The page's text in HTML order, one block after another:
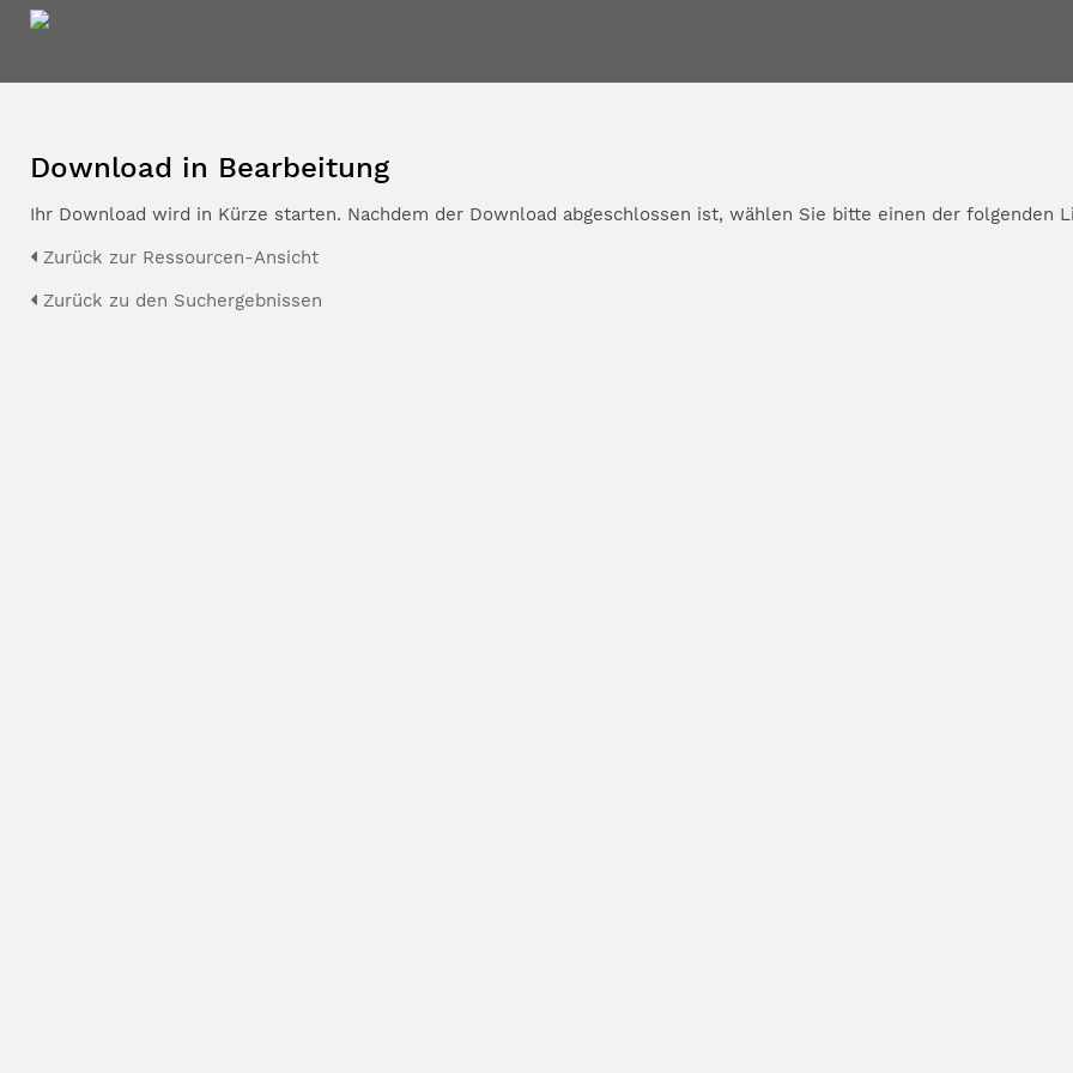
Download in Bearbeitung
Ihr Download wird in Kürze starten. Nachdem der Download abgeschlossen ist, wählen Sie bitte einen der folgenden
Zurück zur Ressourcen-Ansicht
Zurück zu den Suchergebnissen